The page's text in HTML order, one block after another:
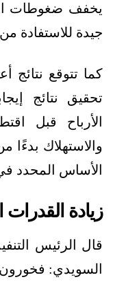
يخفف ضغوطات
جيدة للاستفادة
كما تتوقع نتائج
الأرباح قبل
الأساس المحدد في
زيادة القدرات
قال الرئيس
السويدي: فخورون